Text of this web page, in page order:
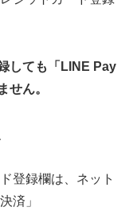
しても「LINE Pay
せん。
登録欄は、ネット
済」